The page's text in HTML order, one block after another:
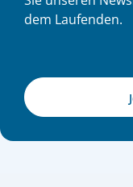
dem Laufenden.